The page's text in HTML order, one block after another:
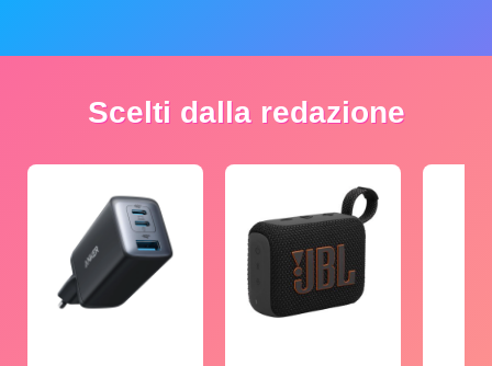
Scelti dalla redazione